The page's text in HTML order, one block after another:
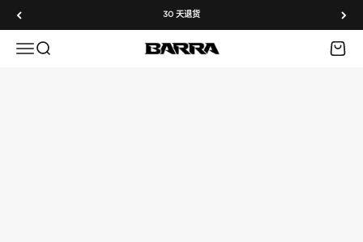
30 天退货
菜单搜索 Barra Airguns 购物车